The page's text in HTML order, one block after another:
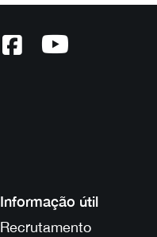
Informação útil
Recrutamento